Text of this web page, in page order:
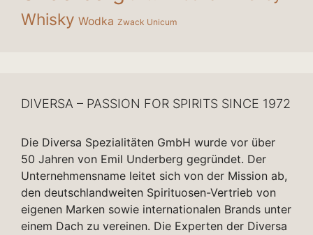
Whisky Wodka Zwack Unicum
DIVERSA – PASSION FOR SPIRITS SINCE 1972
Die Diversa Spezialitäten GmbH wurde vor über
50 Jahren von Emil Underberg gegründet. Der
Unternehmensname leitet sich von der Mission ab,
den deutschlandweiten Spirituosen-Vertrieb von
eigenen Marken sowie internationalen Brands unter
einem Dach zu vereinen. Die Experten der Diversa